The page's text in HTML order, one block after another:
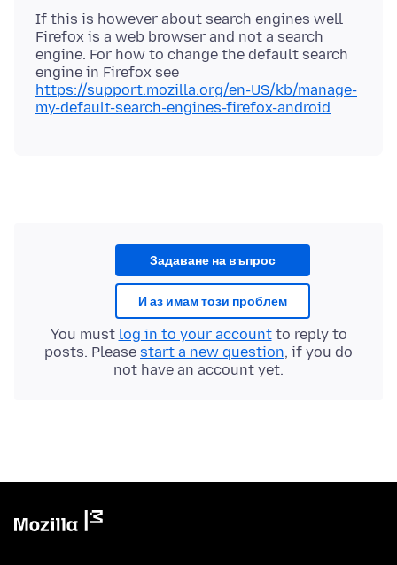
If this is however about search engines well
Firefox is a web browser and not a search
engine. For how to change the default search
engine in Firefox see
https://support.mozilla.org/en-US/kb/manage-
my-default-search-engines-firefox-android
Задаване на въпрос
И аз имам този проблем
You must log in to your accountto reply to
posts. Please start a new question, if you do
not have an account yet.